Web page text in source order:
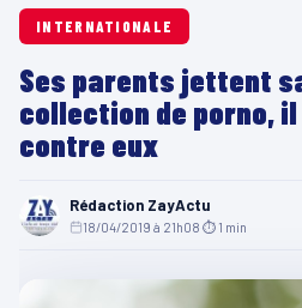
INTERNATIONALE
Ses parents jettent
collection de porno,
contre eux
Rédaction ZayActu
18/04/2019 à 21h08 ⏱ 1 min